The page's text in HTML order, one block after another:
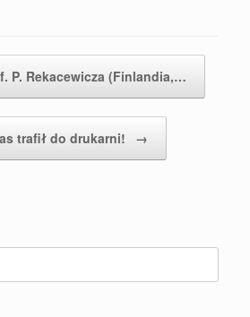
P. Rekacewicza (Finlandia,…
trafił do drukarni! →